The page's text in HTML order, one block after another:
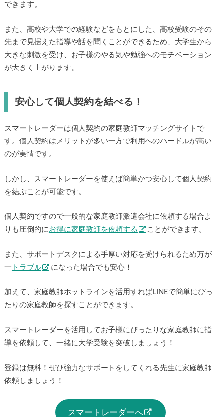
できます。
また、高校や大学での経験などをもとにした、高校受験のその
先まで見据えた指導や話を聞くことができるため、大学生から
大きな刺激を受け、お子様のやる気や勉強へのモチベーション
が大きく上がります。
安心して個人契約を結べる！
スマートレーダーは個人契約の家庭教師マッチングサイトで
す。個人契約はメリットが多い一方で利用へのハードルが高い
のが実情です。
しかし、スマートレーダーを使えば簡単かつ安心して個人契約
を結ぶことが可能です。
個人契約ですので一般的な家庭教師派遣会社に依頼する場合よ
りも圧倒的にお得に家庭教師を依頼する ことができます。
また、サポートデスクによる手厚い対応を受けられるため万が
一 トラブル になった場合でも安心！
加えて、家庭教師ホットラインを活用すればLINEで簡単にぴっ
たりの家庭教師を探すことができます。
スマートレーダーを活用してお子様にぴったりな家庭教師に指
導を依頼して、一緒に大学受験を突破しましょう！
登録は無料！ぜひ強力なサポートをしてくれる先生に家庭教師
依頼しましょう！
スマートレーダーへ